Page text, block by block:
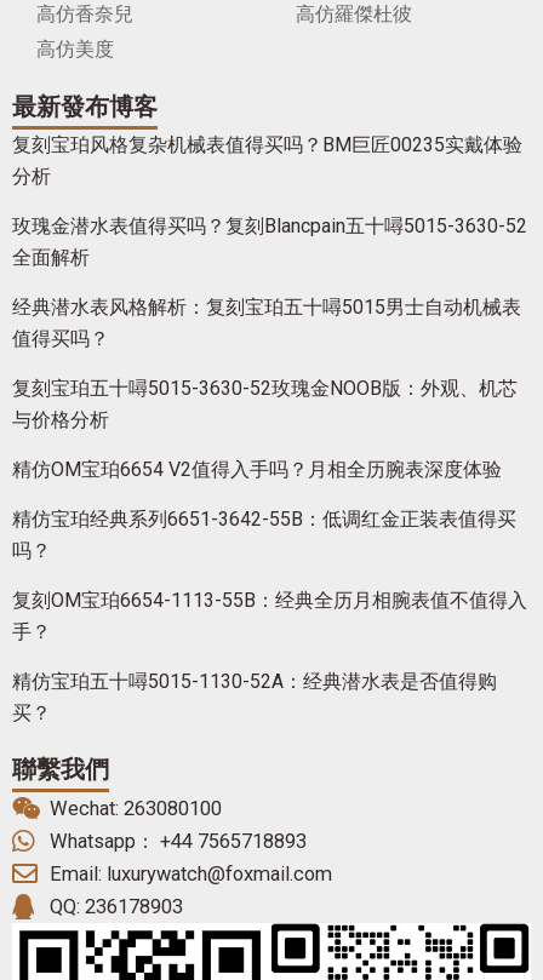
高仿香奈兒
高仿羅傑杜彼
高仿美度
最新發布博客
复刻宝珀风格复杂机械表值得买吗？BM巨匠00235实戴体验
分析
玫瑰金潜水表值得买吗？复刻Blancpain五十噚5015-3630-52
全面解析
经典潜水表风格解析：复刻宝珀五十噚5015男士自动机械表
值得买吗？
复刻宝珀五十噚5015-3630-52玫瑰金NOOB版：外观、机芯
与价格分析
精仿OM宝珀6654 V2值得入手吗？月相全历腕表深度体验
精仿宝珀经典系列6651-3642-55B：低调红金正装表值得买
吗？
复刻OM宝珀6654-1113-55B：经典全历月相腕表值不值得入
手？
精仿宝珀五十噚5015-1130-52A：经典潜水表是否值得购
买？
聯繫我們
Wechat: 263080100
Whatsapp： +44 7565718893
Email: luxurywatch@foxmail.com
QQ: 236178903